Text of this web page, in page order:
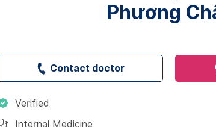
Phương
Contact doctor
Verified
Internal Medicine